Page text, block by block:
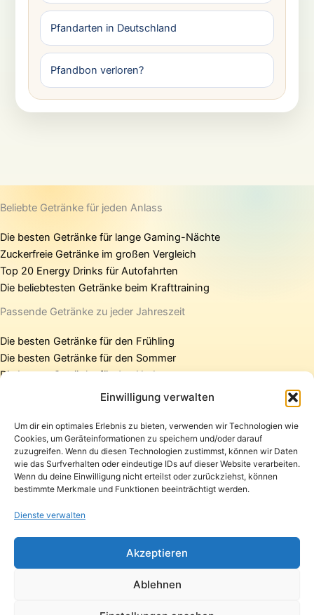
Einwilligung verwalten
Um dir ein optimales Erlebnis zu bieten, verwenden wir Technologien wie
Cookies, um Geräteinformationen zu speichern und/oder darauf
zuzugreifen. Wenn du diesen Technologien zustimmst, können wir Daten
wie das Surfverhalten oder eindeutige IDs auf dieser Website verarbeiten.
Wenn du deine Einwilligung nicht erteilst oder zurückziehst, können
bestimmte Merkmale und Funktionen beeinträchtigt werden.
Dienste verwalten
Akzeptieren
Ablehnen
Pfandarten in Deutschland
Pfandbon verloren?
Beliebte Getränke für jeden Anlass
Die besten Getränke für lange Gaming-Nächte
Zuckerfreie Getränke im großen Vergleich
Top 20 Energy Drinks für Autofahrten
Die beliebtesten Getränke beim Krafttraining
Passende Getränke zu jeder Jahreszeit
Die besten Getränke für den Frühling
Die besten Getränke für den Sommer
Die besten Getränke für den Herbst
Die besten Getränke für den Winter
Startseite
Presse
Kontakt / Support
Datenschutzerklärung
Copyright © 2026 Pfandpirat | Präsentiert vonZimmermanns
Internet & PR-Beratung